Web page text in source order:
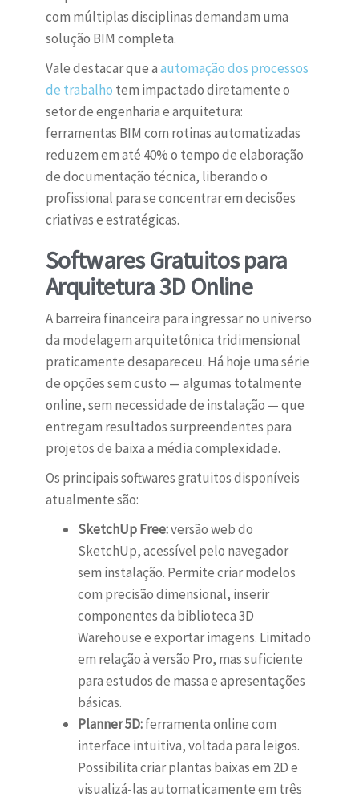
com múltiplas disciplinas demandam uma
solução BIM completa.
Vale destacar que aautomação dos processos
de trabalho tem impactado diretamente o
setor de engenharia e arquitetura:
ferramentas BIM com rotinas automatizadas
reduzem em até 40% o tempo de elaboração
de documentação técnica, liberando o
profissional para se concentrar em decisões
criativas e estratégicas.
Softwares Gratuitos para
Arquitetura 3D Online
A barreira financeira para ingressar no universo
da modelagem arquitetônica tridimensional
praticamente desapareceu. Há hoje uma série
de opções sem custo — algumas totalmente
online, sem necessidade de instalação — que
entregam resultados surpreendentes para
projetos de baixa a média complexidade.
Os principais softwares gratuitos disponíveis
atualmente são:
SketchUp Free:versão web do
SketchUp, acessível pelo navegador
sem instalação. Permite criar modelos
com precisão dimensional, inserir
componentes da biblioteca 3D
Warehouse e exportar imagens. Limitado
em relação à versão Pro, mas suficiente
para estudos de massa e apresentações
básicas.
Planner 5D:ferramenta online com
interface intuitiva, voltada para leigos.
Possibilita criar plantas baixas em 2D e
visualizá-las automaticamente em três